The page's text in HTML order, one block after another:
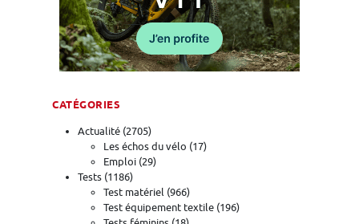
CATÉGORIES
Actualité (2705)
Les échos du vélo (17)
Emploi (29)
Tests (1186)
Test matériel (966)
Test équipement textile (196)